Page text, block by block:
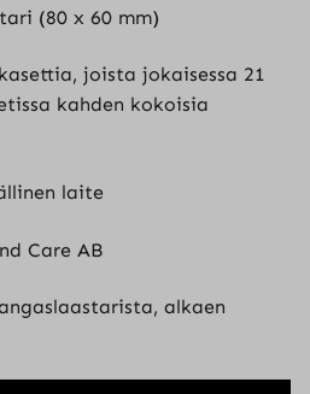
(80 x 60 mm)
joista jokaisessa 21
kahden kokoisia
laite
Care AB
alkaen